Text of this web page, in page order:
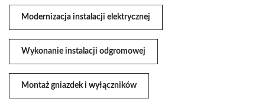
Modernizacja instalacji elektrycznej
Wykonanie instalacji odgromowej
Montaż gniazdek i wyłączników